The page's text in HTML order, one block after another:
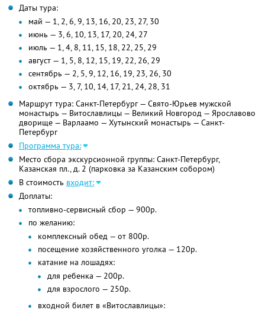
Даты тура:
май — 1, 2, 6, 9, 13, 16, 20, 23, 27, 30
июнь — 3, 6, 10, 13, 17, 20, 24, 27
июль — 1, 4, 8, 11, 15, 18, 22, 25, 29
август — 1, 5, 8, 12, 15, 19, 22, 26, 29
сентябрь — 2, 5, 9, 12, 16, 19, 23, 26, 30
октябрь — 3, 7, 10, 14, 17, 21, 24, 28, 31
Маршрут тура: Санкт-Петербург — Свято-Юрьев мужской
монастырь — Витославлицы — Великий Новгород — Ярославово
дворище — Варлаамо — Хутынский монастырь — Санкт-
Петербург
Программа тура:
Место сбора экскурсионной группы: Санкт-Петербург,
Казанская пл., д. 2 (парковка за Казанским собором)
В стоимость входит:
Доплаты:
топливно-сервисный сбор — 900р.
по желанию:
комплексный обед — от 800р.
посещение хозяйственного уголка — 120р.
катание на лошадях:
для ребенка — 200р.
для взрослого — 250р.
входной билет в «Витославлицы»: